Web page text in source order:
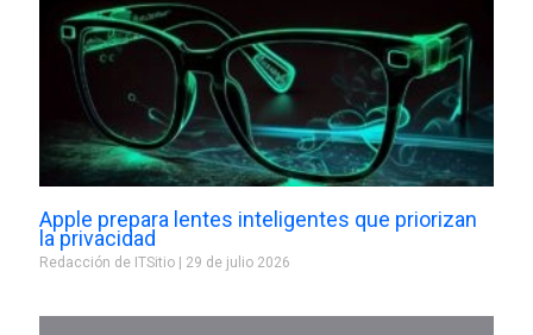
Apple prepara lentes inteligentes que priorizan
la privacidad
Redacción de ITSitio 29 de julio 2026